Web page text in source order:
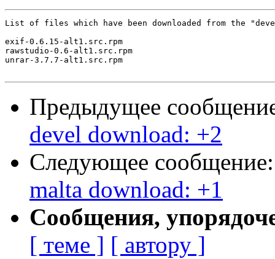
List of files which have been downloaded from the
exif-0.6.15-alt1.src.rpm
rawstudio-0.6-alt1.src.rpm
unrar-3.7.7-alt1.src.rpm
Предыдущее
devel download: +2
Следующее
malta download: +1
Сообщения,
[ теме ] [ автору ]